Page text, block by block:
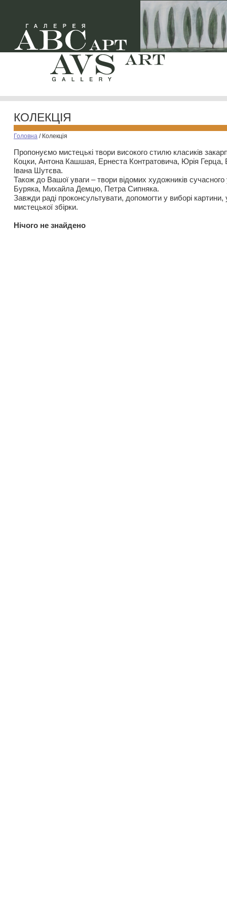
КОЛЕКЦІЯ
Головна / Колекція
Пропонуємо мистецькі твори високого стилю класиків
Коцки, Антона Кашшая, Ернеста Контратовича, Юрія
Івана Шутєва.
Також до Вашої уваги – твори відомих художників
Буряка, Михайла Демцю, Петра Сипняка.
Завжди раді проконсультувати, допомогти у виборі картини,
мистецької збірки.
Нiчого не знайдено